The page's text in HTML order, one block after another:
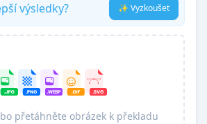
výsledky? ✨ Vyzkoušet
přetáhněte obrázek k překladu